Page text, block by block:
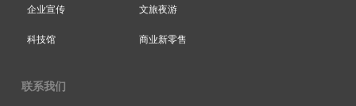
企业宣传 文旅夜游
科技馆 商业新零售
联系我们